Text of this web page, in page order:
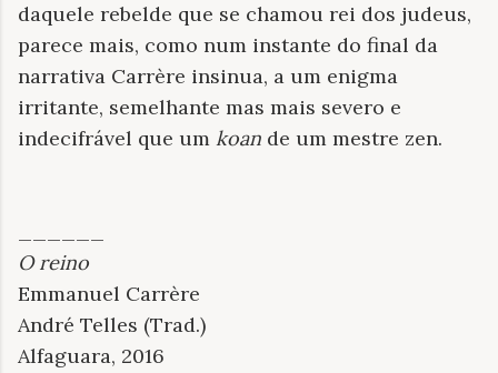
daquele rebelde que se chamou rei dos judeus,
parece mais, como num instante do final da
narrativa Carrère insinua, a um enigma
irritante, semelhante mas mais severo e
indecifrável que um koan de um mestre zen.
O reino
Emmanuel Carrère
André Telles (Trad.)
Alfaguara, 2016